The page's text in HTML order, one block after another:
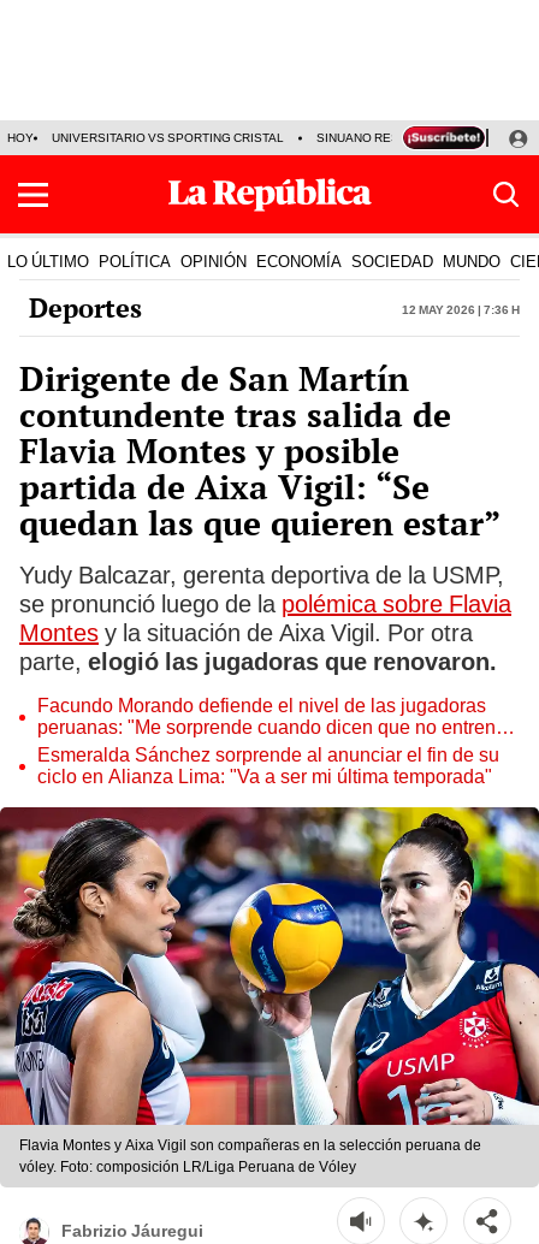
HOY UNIVERSITARIO VS SPORTING CRISTAL SINUANO RESULTADOS HOY
LO ÚLTIMO POLÍTICA OPINIÓN ECONOMÍA SOCIEDAD MUNDO
Deportes 12 May 2026 | 7:36 h
Dirigente de San Martín
contundente tras salida de
Flavia Montes y posible
partida de Aixa Vigil: “Se
quedan las que quieren estar”
Yudy Balcazar, gerenta deportiva de la USMP,
se pronunció luego de la polémica sobre Flavia
Montes y la situación de Aixa Vigil. Por otra
parte, elogió las jugadoras que renovaron.
Facundo Morando defiende el nivel de las jugadoras
peruanas: "Me sorprende cuando dicen que no entrenan
o no son disciplinadas"
Esmeralda Sánchez sorprende al anunciar el fin de su
ciclo en Alianza Lima: "Va a ser mi última temporada"
Flavia Montes y Aixa Vigil son compañeras en la selección peruana de
vóley. Foto: composición LR/Liga Peruana de Vóley
Fabrizio Jáuregui